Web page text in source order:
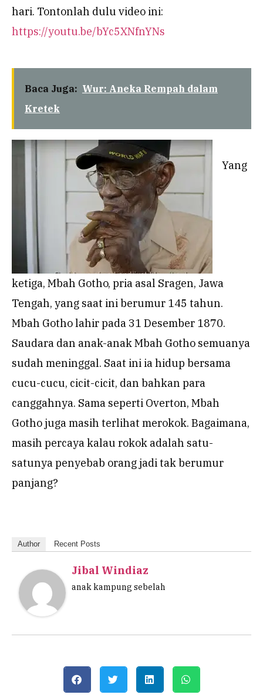
hari. Tontonlah dulu video ini:
https://youtu.be/bYc5XNfnYNs
Baca Juga: Wur: Aneka Rempah dalam
Kretek
Yang
ketiga, Mbah Gotho, pria asal Sragen, Jawa
Tengah, yang saat ini berumur 145 tahun.
Mbah Gotho lahir pada 31 Desember 1870.
Saudara dan anak-anak Mbah Gotho semuanya
sudah meninggal. Saat ini ia hidup bersama
cucu-cucu, cicit-cicit, dan bahkan para
canggahnya. Sama seperti Overton, Mbah
Gotho juga masih terlihat merokok. Bagaimana,
masih percaya kalau rokok adalah satu-
satunya penyebab orang jadi tak berumur
panjang?
Author Recent Posts
Jibal Windiaz
anak kampung sebelah